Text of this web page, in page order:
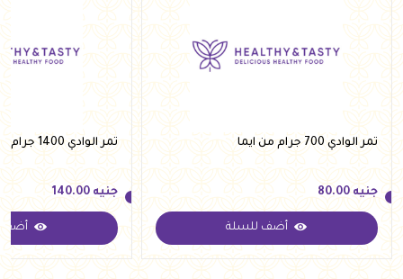
تمر الوادي 700 جرام من ايما
جنيه
جنيه 80.00
أضف للسلة
تمر الوادي 1400 جرام من ايما
جنيه
جنيه 140.00
أضف